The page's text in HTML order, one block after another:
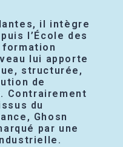
il intègre
puis l’École des
formation
lui apporte
structurée,
de
Contrairement
du
Ghosn
par une